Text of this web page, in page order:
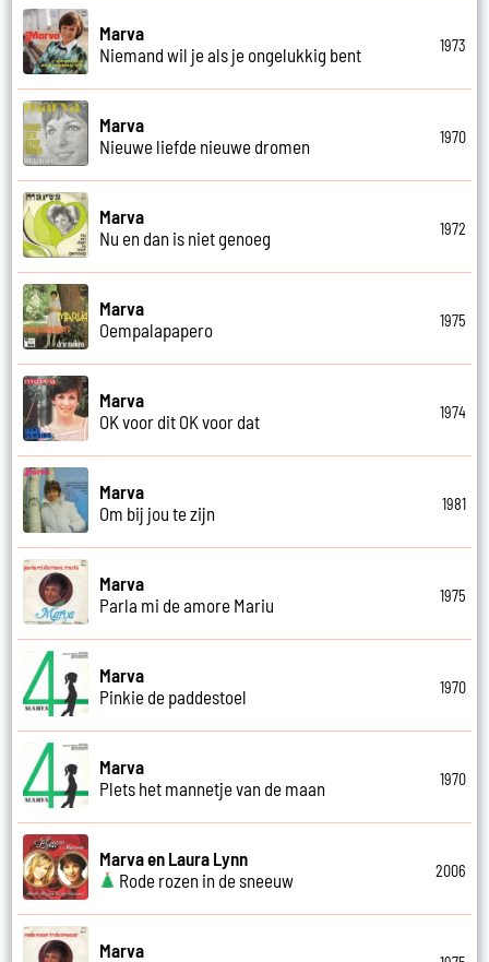
Marva
Niemand wil je als je ongelukkig bent
1973
Marva
Nieuwe liefde nieuwe dromen
1970
Marva
Nu en dan is niet genoeg
1972
Marva
Oempalapapero
1975
Marva
OK voor dit OK voor dat
1974
Marva
Om bij jou te zijn
1981
Marva
Parla mi de amore Mariu
1975
Marva
Pinkie de paddestoel
1970
Marva
Plets het mannetje van de maan
1970
Marva en Laura Lynn
Rode rozen in de sneeuw
2006
Marva